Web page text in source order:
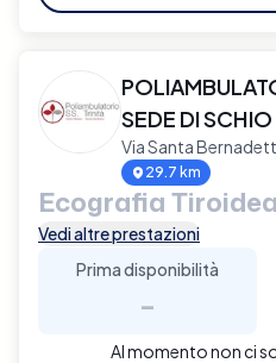
SEDE DI SCHIO
Via Santa
29.7 km
Ecografia Tiroidea
Vedi altre prestazioni
Prima disponibilità
-
Al momento non ci